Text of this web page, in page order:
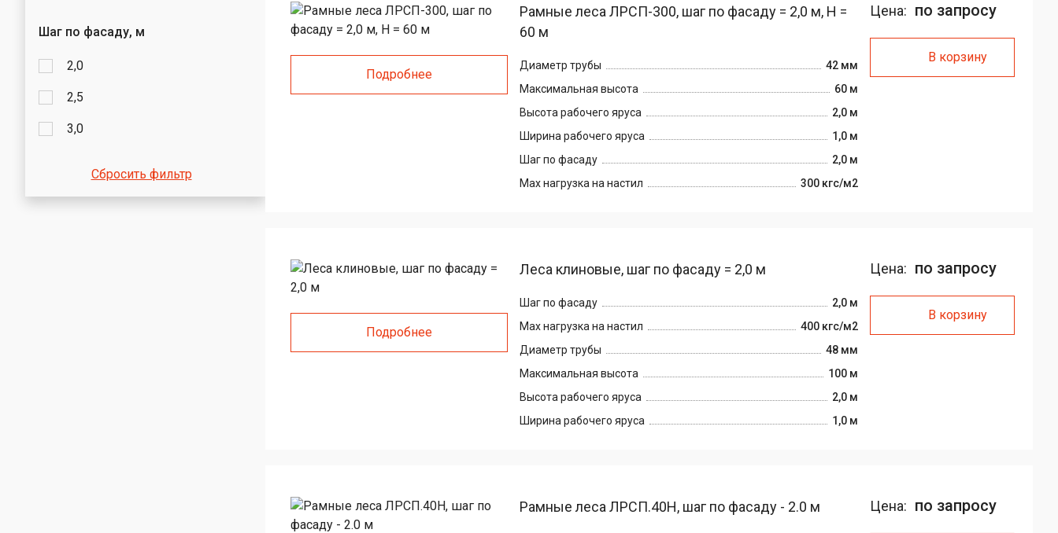
Шаг по фасаду, м
2,0
2,5
3,0
Сбросить фильтр
Подробнее
Рамные леса ЛРСП-300, шаг по фасаду = 2,0 м, H =
60 м
Диаметр трубы
42 мм
Максимальная высота
60 м
Высота рабочего яруса
2,0 м
Ширина рабочего яруса
1,0 м
Шаг по фасаду
2,0 м
Max нагрузка на настил
300 кгс/м2
Цена: по запросу
В корзину
Подробнее
Леса клиновые, шаг по фасаду = 2,0 м
Шаг по фасаду
2,0 м
Max нагрузка на настил
400 кгс/м2
Диаметр трубы
48 мм
Максимальная высота
100 м
Высота рабочего яруса
2,0 м
Ширина рабочего яруса
1,0 м
Цена: по запросу
В корзину
Рамные леса ЛРСП.40H, шаг по фасаду - 2.0 м Цена: по запросу